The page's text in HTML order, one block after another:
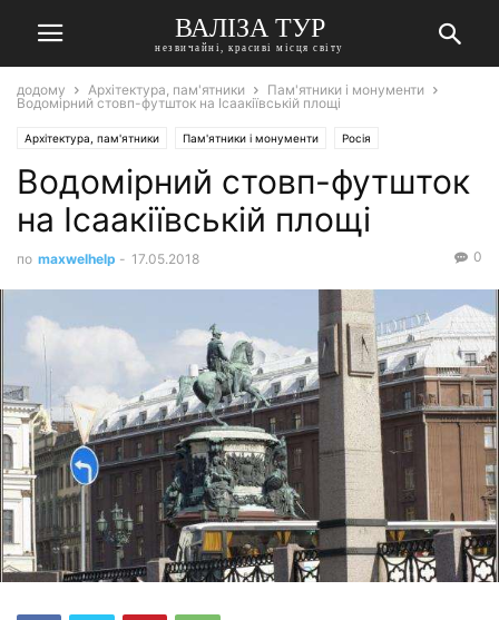
ВАЛІЗА ТУР
незвичайні, красиві місця світу
додому Архітектура, пам'ятники
Пам'ятники і монументи
Водомірний стовп-футшток на Ісаакіївській площі
Архітектура, пам'ятники Пам'ятники і монументи Росія
Санкт-Петербург
Водомірний стовп-футшток
на Ісаакіївській площі
по maxwelhelp - 17.05.2018 0